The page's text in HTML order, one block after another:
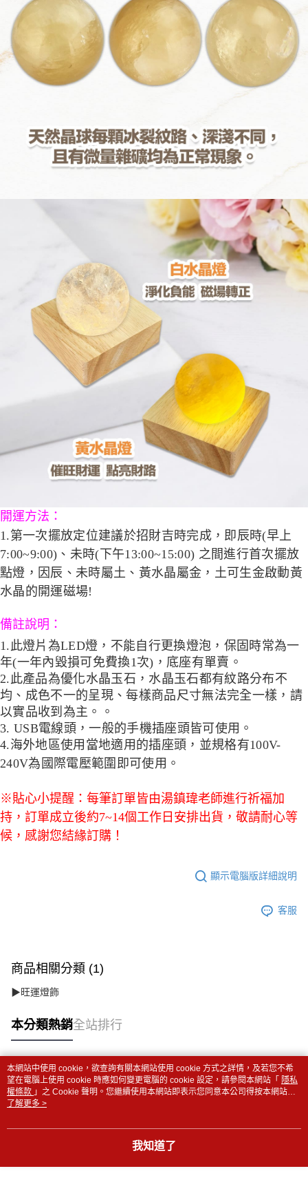
開運方法：
1.第一次擺放定位建議於招財吉時完成，即辰時(早上
7:00~9:00)、未時(下午13:00~15:00) 之間進行首次擺放
點燈，因辰、未時屬土、黃水晶屬金，土可生金啟動黃
水晶的開運磁場!
備註說明：
1. 此燈片為LED燈，不能自行更換燈泡，保固時常為一
年(一年內毀損可免費換1次)，底座有單賣。
2. 此產品為優化水晶玉石，水晶玉石都有紋路分布不
均、成色不一的呈現、每樣商品尺寸無法完全一樣，請
以實品收到為主。。
3. USB電線頭，一般的手機插座頭皆可使用。
4.海外地區使用當地適用的插座頭，並規格有100V-
240V為國際電壓範圍即可使用。
※貼心小提醒：每筆訂單皆由湯鎮瑋老師進行祈福加
持，訂單成立後約7~14個工作日安排出貨，敬請耐心等
候，感謝您結緣訂購！
顯示電腦版詳細說明
客服
商品相關分類 (1)
▶旺運燈飾
本分類熱銷全站排行
熱門標籤
本網站中使用 cookie，欲查詢有關本網站使用 cookie 方式之詳情，及若您不希
望在電腦上使用 cookie 時應如何變更電腦的 cookie 設定，請參閱本網站「 隱私
權條款 」之 Cookie 聲明。您繼續使用本網站即表示您同意本公司得按本網站使
用條款之 Cookie 聲明使用 cookie。
了解更多 >
我知道了